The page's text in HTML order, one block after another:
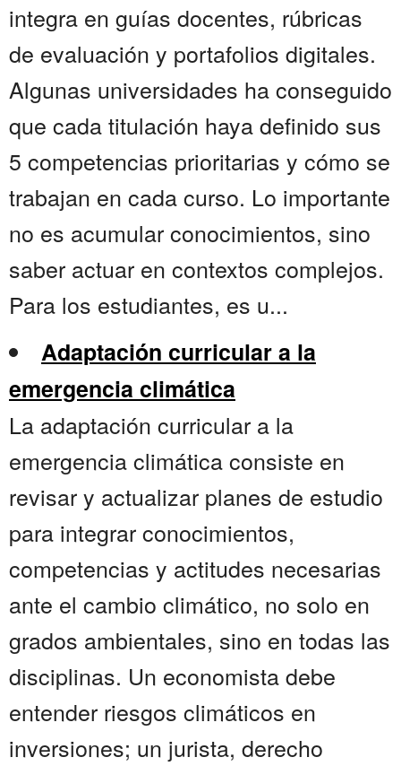
integra en guías docentes, rúbricas
de evaluación y portafolios digitales.
Algunas universidades ha conseguido
que cada titulación haya definido sus
5 competencias prioritarias y cómo se
trabajan en cada curso. Lo importante
no es acumular conocimientos, sino
saber actuar en contextos complejos.
Para los estudiantes, es u...
Adaptación curricular a la
emergencia climática
La adaptación curricular a la
emergencia climática consiste en
revisar y actualizar planes de estudio
para integrar conocimientos,
competencias y actitudes necesarias
ante el cambio climático, no solo en
grados ambientales, sino en todas las
disciplinas. Un economista debe
entender riesgos climáticos en
inversiones; un jurista, derecho